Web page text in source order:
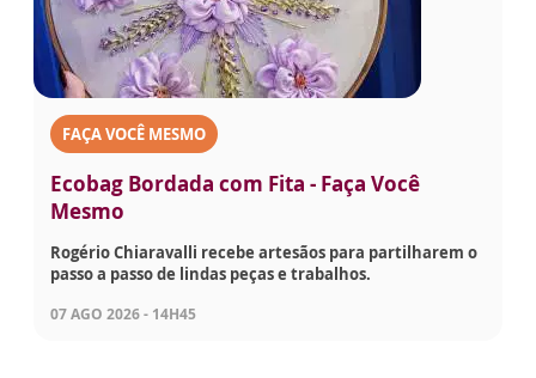
FAÇA VOCÊ MESMO
Ecobag Bordada com Fita - Faça Você
Mesmo
Rogério Chiaravalli recebe artesãos para partilharem o
passo a passo de lindas peças e trabalhos.
07 AGO 2026 - 14H45